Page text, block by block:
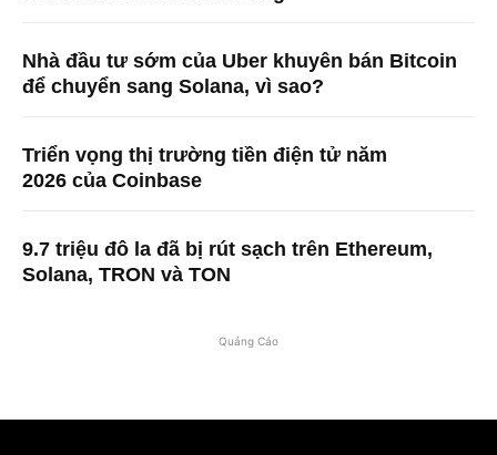
Nhà đầu tư sớm của Uber khuyên bán Bitcoin
để chuyển sang Solana, vì sao?
Triển vọng thị trường tiền điện tử năm
2026 của Coinbase
9.7 triệu đô la đã bị rút sạch trên Ethereum,
Solana, TRON và TON
Quảng Cáo